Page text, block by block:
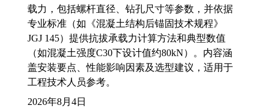
载力，包括螺杆直径、钻孔尺寸等参数，并依据
专业标准（如《混凝土结构后锚固技术规程》
JGJ 145）提供抗拔承载力计算方法和典型数值
（如混凝土强度C30下设计值约80kN）。内容涵
盖安装要点、性能影响因素及选型建议，适用于
工程技术人员参考。
2026年8月4日